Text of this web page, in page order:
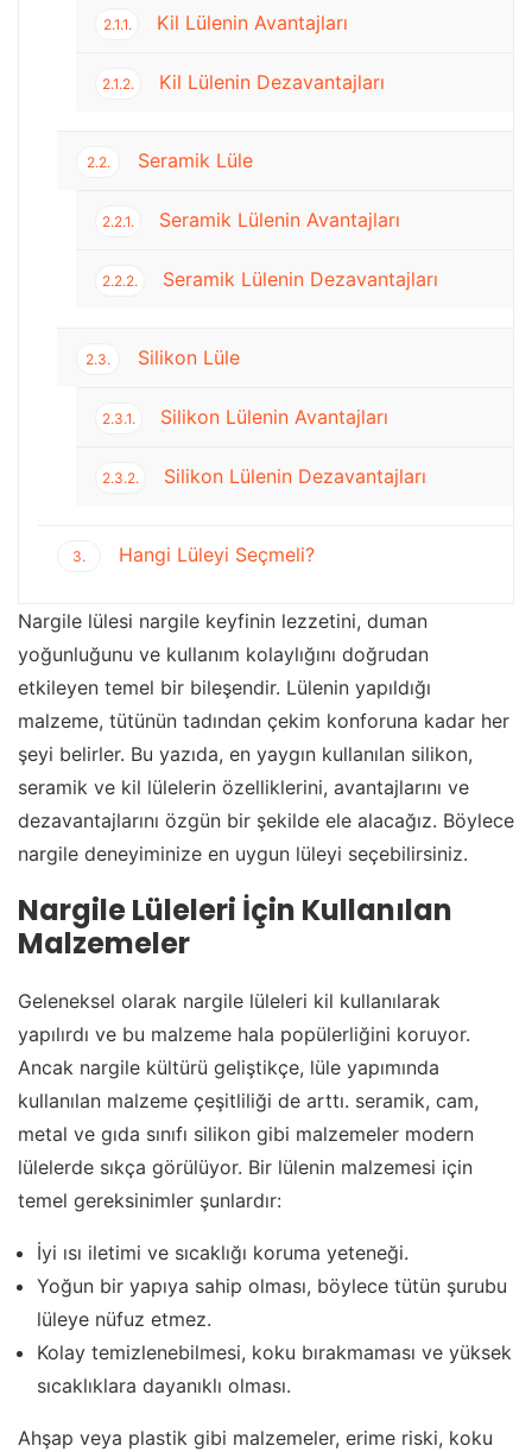
2.1.1. Kil Lülenin Avantajları
2.1.2. Kil Lülenin Dezavantajları
2.2. Seramik Lüle
2.2.1. Seramik Lülenin Avantajları
2.2.2. Seramik Lülenin Dezavantajları
2.3. Silikon Lüle
2.3.1. Silikon Lülenin Avantajları
2.3.2. Silikon Lülenin Dezavantajları
3. Hangi Lüleyi Seçmeli?
Nargile lülesi nargile keyfinin lezzetini, duman
yoğunluğunu ve kullanım kolaylığını doğrudan
etkileyen temel bir bileşendir. Lülenin yapıldığı
malzeme, tütünün tadından çekim konforuna kadar her
şeyi belirler. Bu yazıda, en yaygın kullanılan silikon,
seramik ve kil lülelerin özelliklerini, avantajlarını ve
dezavantajlarını özgün bir şekilde ele alacağız. Böylece
nargile deneyiminize en uygun lüleyi seçebilirsiniz.
Nargile Lüleleri İçin Kullanılan
Malzemeler
Geleneksel olarak nargile lüleleri kil kullanılarak
yapılırdı ve bu malzeme hala popülerliğini koruyor.
Ancak nargile kültürü geliştikçe, lüle yapımında
kullanılan malzeme çeşitliliği de arttı. seramik, cam,
metal ve gıda sınıfı silikon gibi malzemeler modern
lülelerde sıkça görülüyor. Bir lülenin malzemesi için
temel gereksinimler şunlardır:
İyi ısı iletimi ve sıcaklığı koruma yeteneği.
Yoğun bir yapıya sahip olması, böylece tütün şurubu
lüleye nüfuz etmez.
Kolay temizlenebilmesi, koku bırakmaması ve yüksek
sıcaklıklara dayanıklı olması.
Ahşap veya plastik gibi malzemeler, erime riski, koku